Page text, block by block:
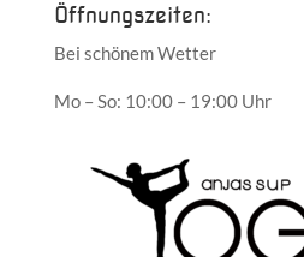
Öffnungszeiten:
Bei schönem Wetter
Mo – So: 10:00 – 19:00 Uhr